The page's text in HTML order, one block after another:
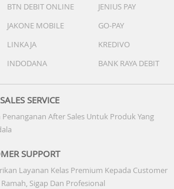
BTN DEBIT ONLINE
JENIUS PAY
JAKONE MOBILE
GO-PAY
LINKAJA
KREDIVO
INDODANA BANK RAYA DEBIT
SERVICE
Penanganan After Sales Untuk Produk Yang
SUPPORT
Layanan Kelas Premium Kepada Customer
Sigap Dan Profesional